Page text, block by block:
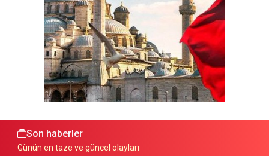
Son haberler
Günün en taze ve güncel olayları